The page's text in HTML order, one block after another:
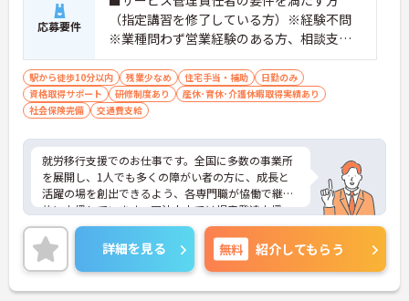
応募要件
（指定講習を修了している方）※経験不問
※業種問わず営業経験のある方、相談支
援・直接支援の経験がある方歓迎
駅から徒歩10分以内 残業少なめ 住宅手当・補助
日勤のみ
資格取得サポート
研修制度あり
産休･育休･介護休暇取得実績あり
社会保険完備
交通費支給
就労移行支援でのお仕事です。全国に多数の事業所
を展開し、1人でも多くの障がい者の方に、成長と
活躍の場を創出できるよう、各専門職が恊働で継続
的に支援しています。同法人内では児童発達支援、
放課後等デイサービスも展開しており安定感も抜群
です。
ご興味ある方には、面接対策ポイントなど、さらに
詳細をお話しいたしますのでお気軽にご相談くださ
い！
詳細を見る 無料 紹介してもらう